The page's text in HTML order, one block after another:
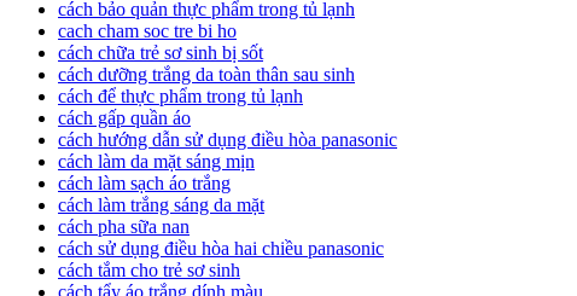
cách bảo quản thực phẩm trong tủ lạnh
cach cham soc tre bi ho
cách chữa trẻ sơ sinh bị sốt
cách dưỡng trắng da toàn thân sau sinh
cách để thực phẩm trong tủ lạnh
cách gấp quần áo
cách hướng dẫn sử dụng điều hòa panasonic
cách làm da mặt sáng mịn
cách làm sạch áo trắng
cách làm trắng sáng da mặt
cách pha sữa nan
cách sử dụng điều hòa hai chiều panasonic
cách tắm cho trẻ sơ sinh
cách tẩy áo trắng dính màu